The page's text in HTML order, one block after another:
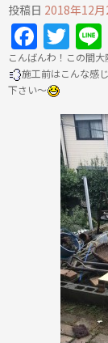
投稿日 2018年12月
こんばんわ！この間
施工前はこんな感
下さい～